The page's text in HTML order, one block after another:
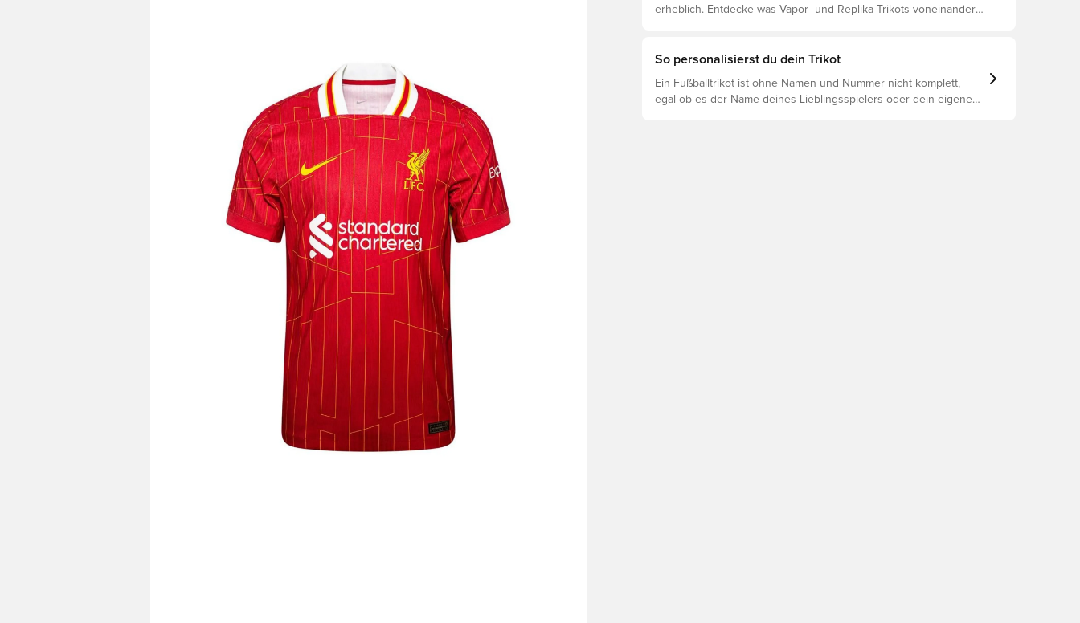
erheblich. Entdecke was Vapor- und Replika-Trikots voneinander
So personalisierst du dein Trikot
Ein Fußballtrikot ist ohne Namen und Nummer nicht komplett,
egal ob es der Name deines Lieblingsspielers oder dein eigener